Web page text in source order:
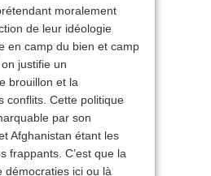
moralement
de leur idéologie
en camp du bien et camp
justifie un
brouillon et la
conflits. Cette politique
par son
Afghanistan étant les
frappants. C’est que la
démocraties ici ou là